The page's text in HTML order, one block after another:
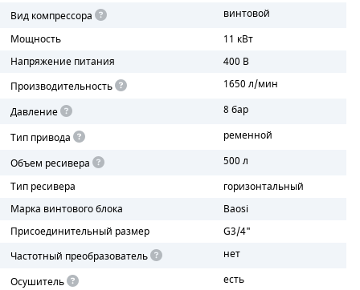
Вид компрессора
винтовой
Мощность
11 кВт
Напряжение питания
400 В
Производительность
1650 л/мин
Давление
8 бар
Тип привода
ременной
Объем ресивера
500 л
Тип ресивера
горизонтальный
Марка винтового блока
Baosi
Присоединительный размер
G3/4"
Частотный преобразователь
нет
Осушитель
есть
РАДИАТОРЫ
ПОДШИПНИКИ
ПОРШНЕВЫЕ БЛОКИ
ДЕТАЛИ ПОРШНЕВЫХ КОМПРЕССОРОВ
ДЕТАЛИ СПИРАЛЬНЫХ КОМПРЕССОРОВ
ДЕТАЛИ НАСОСНОЙ ЧАСТИ
ДЕТАЛИ ПОГРУЖНЫХ НАСОСОВ
ШЛАНГИ ДЛЯ МОТОПОМП